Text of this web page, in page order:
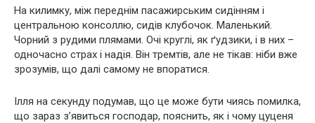
На килимку, між переднім пасажирським сидінням і
центральною консоллю, сидів клубочок. Маленький.
Чорний з рудими плямами. Очі круглі, як ґудзики, і в них –
одночасно страх і надія. Він тремтів, але не тікав: ніби вже
зрозумів, що далі самому не впоратися.
Ілля на секунду подумав, що це може бути чиясь помилка,
що зараз з’явиться господар, пояснить, як і чому цуценя